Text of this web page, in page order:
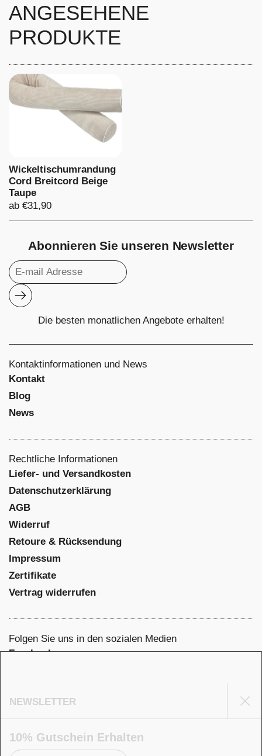
ANGESEHENE
PRODUKTE
Wickeltischumrandung
Cord Breitcord Beige
Taupe
Preis:
ab €31,90
Abonnieren Sie unseren Newsletter
Abonnieren
Die besten monatlichen Angebote erhalten!
Kontaktinformationen und News
Kontakt
Blog
News
Rechtliche Informationen
Liefer- und Versandkosten
Datenschutzerklärung
AGB
Widerruf
Retoure & Rücksendung
Impressum
Zertifikate
Vertrag widerrufen
Folgen Sie uns in den sozialen Medien
Facebook
YouTube
Unterstützte Zahlungsmethoden
10% Gutschein Erhalten